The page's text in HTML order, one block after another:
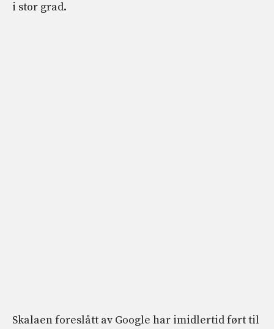
i stor grad.
Skalaen foreslått av Google har imidlertid ført til